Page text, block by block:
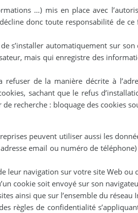
…) mis en place avec
donc toute responsabilité de
s’installer automatiquement sur
mais qui enregistre des
de la manière décrite à
sachant que le refus
recherche : bloquage des cookies
peuvent utiliser aussi les
email ou numéro de
leur navigation sur votre site Web ou
cookie soit envoyé sur son
ainsi que sur l’ensemble du réseau
règles de confidentialité